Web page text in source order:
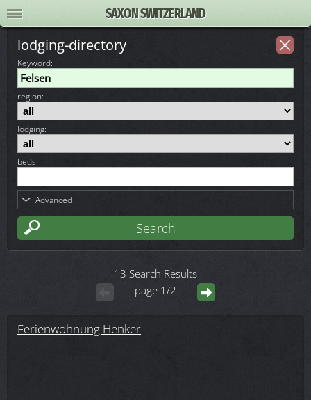
SAXON SWITZERLAND
lodging-directory
Keyword:
region:
lodging:
beds:
Advanced
13 Search Results
page 1/2
Ferienwohnung Henker